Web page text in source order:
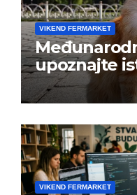
VIKEND FERMARKET
upoznajte
VIKEND FERMARKET